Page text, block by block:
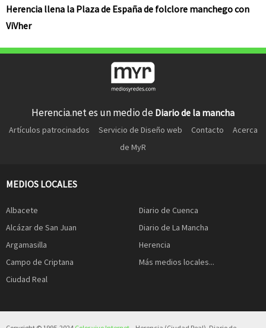
Herencia llena la Plaza de España de folclore manchego con
ViVher
Herencia.net es un medio de Diario de la mancha
Artículos patrocinados Servicio de Diseño web Contacto
Acerca
de MyR
MEDIOS LOCALES
Albacete
Alcázar de San Juan
Argamasilla
Campo de Criptana
Ciudad Real
Diario de Cuenca
Diario de La Mancha
Herencia
Más medios locales...